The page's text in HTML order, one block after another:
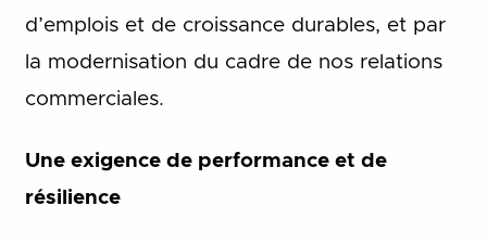
d’emplois et de croissance durables, et par
la modernisation du cadre de nos relations
commerciales.
Une exigence de performance et de
résilience